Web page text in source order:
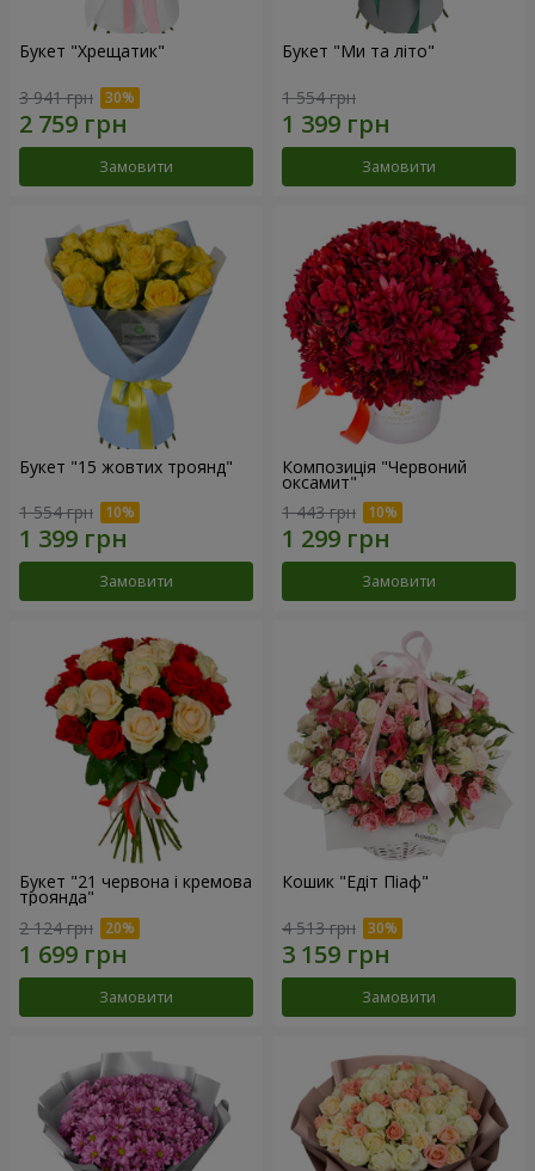
Букет "Хрещатик"
3 941 грн
Замовити
Букет "Ми та літо"
1 554 грн
Замовити
Букет "15 жовтих троянд"
1 554 грн
Замовити
Композиція "Червоний
оксамит"
1 443 грн
Замовити
Букет "21 червона і кремова
троянда"
2 124 грн
Замовити
Кошик "Едіт Піаф"
4 513 грн
Замовити